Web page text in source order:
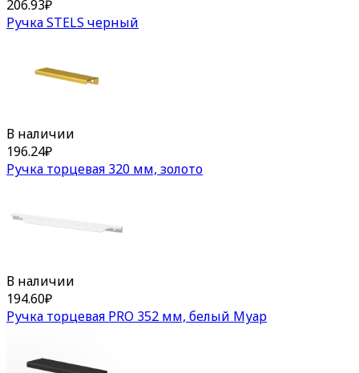
206.93₽
Ручка STELS черный
В наличии
196.24₽
Ручка торцевая 320 мм, золото
В наличии
194.60₽
Ручка торцевая PRO 352 мм, белый Муар